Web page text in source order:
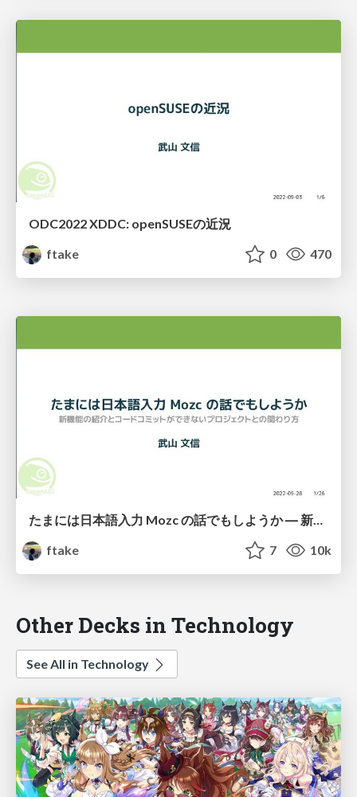
ODC2022 XDDC: openSUSEの近況
ftake
0 470
たまには日本語入力 Mozc の話でもしようか ― 新機能の紹介とコードコミットができないプロジェクトとの関わり方
ftake
7 10k
Other Decks in Technology
See All in Technology